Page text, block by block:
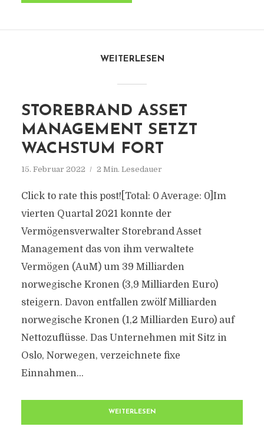
WEITERLESEN
STOREBRAND ASSET
MANAGEMENT SETZT
WACHSTUM FORT
15. Februar 2022 2 Min. Lesedauer
Click to rate this post![Total: 0 Average: 0]Im
vierten Quartal 2021 konnte der
Vermögensverwalter Storebrand Asset
Management das von ihm verwaltete
Vermögen (AuM) um 39 Milliarden
norwegische Kronen (3,9 Milliarden Euro)
steigern. Davon entfallen zwölf Milliarden
norwegische Kronen (1,2 Milliarden Euro) auf
Nettozuflüsse. Das Unternehmen mit Sitz in
Oslo, Norwegen, verzeichnete fixe
Einnahmen...
WEITERLESEN